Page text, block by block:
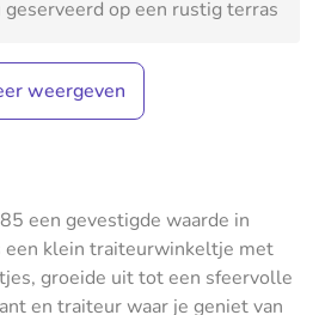
geserveerd op een rustig terras
weergeven
een gevestigde waarde in
een klein traiteurwinkeltje met
groeide uit tot een sfeervolle
en traiteur waar je geniet van